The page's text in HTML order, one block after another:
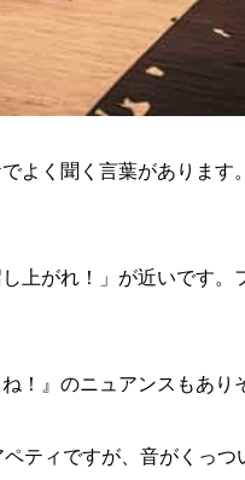
よく聞く言葉があります
上がれ！」が近いです
！』のニュアンスもあり
ティですが、音がくっつ